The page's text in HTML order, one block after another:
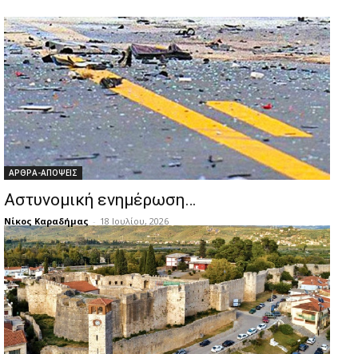
ΑΡΘΡΑ-ΑΠΟΨΕΙΣ
Αστυνομική ενημέρωση…
Νίκος Καραδήμας - 18 Ιουλίου, 2026